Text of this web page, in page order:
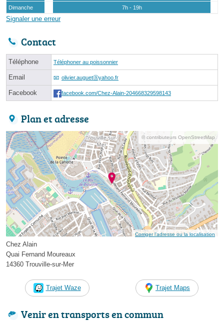
Dimanche
7h - 19h
Signaler une erreur
Contact
Téléphone Téléphoner au poissonnier
Email olivier.auguetⓐyahoo.fr
Facebook facebook.com/Chez-Alain-204668329598143
Plan et adresse
© contributeurs OpenStreetMap
Corriger l’adresse ou la localisation
Chez Alain
Quai Fernand Moureaux
14360 Trouville-sur-Mer
Trajet Waze Trajet Maps
Venir en transports en commun